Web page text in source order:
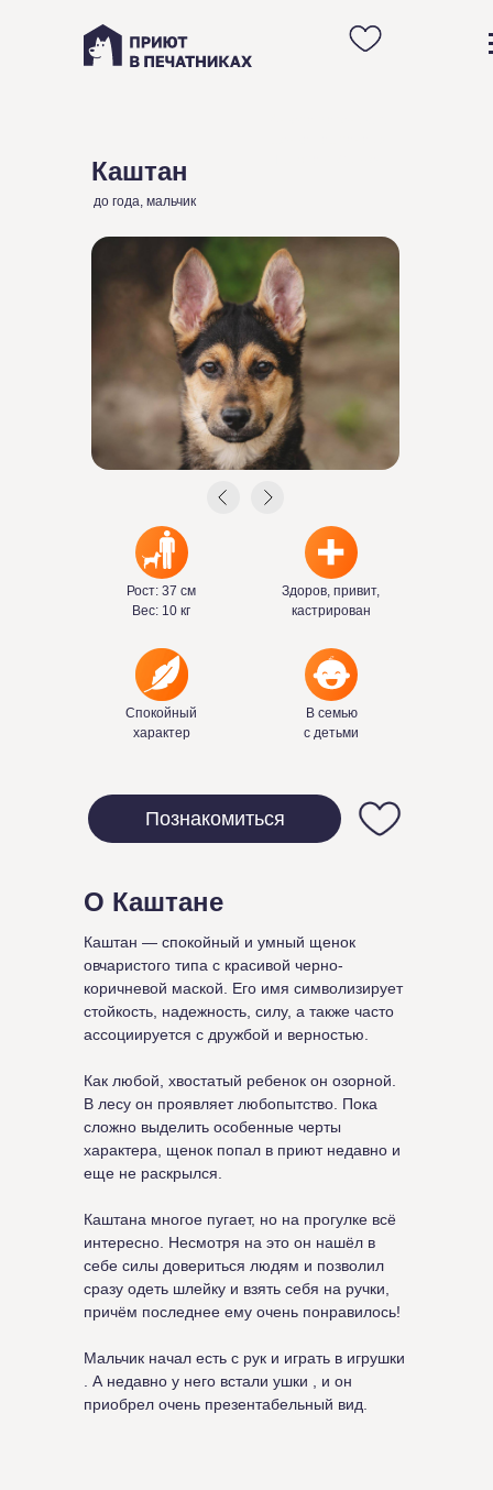
Каштан — спокойный и умный щенок
овчаристого типа с красивой черно-
коричневой маской. Его имя символизирует
стойкость, надежность, силу, а также часто
ассоциируется с дружбой и верностью.
Как любой, хвостатый ребенок он озорной.
В лесу он проявляет любопытство. Пока
сложно выделить особенные черты
характера, щенок попал в приют недавно и
еще не раскрылся.
Каштана многое пугает, но на прогулке всё
интересно. Несмотря на это он нашёл в
себе силы довериться людям и позволил
сразу одеть шлейку и взять себя на ручки,
причём последнее ему очень понравилось!
Мальчик начал есть с рук и играть в игрушки
. А недавно у него встали ушки , и он
приобрел очень презентабельный вид.
Рост: 37 см
Вес: 10 кг
Здоров, привит,
кастрирован
до года, мальчик
Спокойный
характер
Каштан
О Каштане
В семью
с детьми
Познакомиться